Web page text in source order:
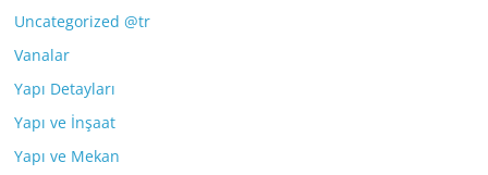
Uncategorized @tr
Vanalar
Yapı Detayları
Yapı ve İnşaat
Yapı ve Mekan